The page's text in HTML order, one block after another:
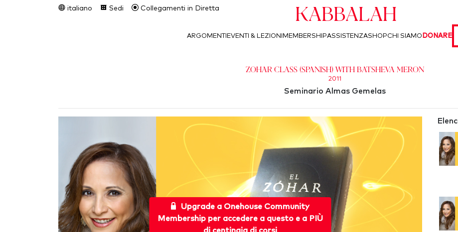
italiano Sedi Collegamenti in Diretta Kabbalah
ARGOMENTI EVENTI & LEZIONI MEMBERSHIPASSISTENZASHOPCHI SIAMO DONARE
Zohar Class (Spanish) with Batsheva Meron
2011
Seminario Almas Gemelas
Upgrade a Onehouse Community
Membership per accedere a questo e a PIÙ